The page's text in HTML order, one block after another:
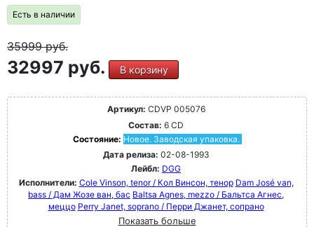
Есть в наличии
35999руб.
32997 руб. В корзину
Артикул: CDVP 005076
Состав: 6 CD
Состояние: Новое. Заводская упаковка.
Дата релиза: 02-08-1993
Лейбл: DGG
Исполнители: Cole Vinson, tenor / Кол Винсон, тенор Dam José van,
bass / Дам Жозе ван, бас Baltsa Agnes, mezzo / Бальтса Агнес,
меццо Perry Janet, soprano / Перри Джанет, сопрано
Показать больше